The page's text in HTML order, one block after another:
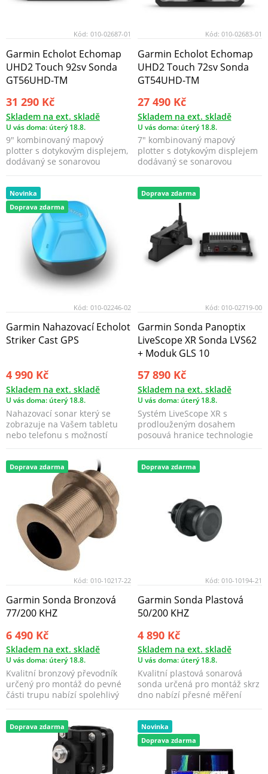
Kód: 010-02687-01
Garmin Echolot Echomap
UHD2 Touch 92sv Sonda
GT56UHD-TM
31 290 Kč
Skladem na ext. skladě
U vás doma: úterý 18.8.
9″ kombinovaný mapový
plotter s dotykovým displejem,
dodávaný se sonarovou
Kód: 010-02683-01
Garmin Echolot Echomap
UHD2 Touch 72sv Sonda
GT54UHD-TM
27 490 Kč
Skladem na ext. skladě
U vás doma: úterý 18.8.
7″ kombinovaný mapový
plotter s dotykovým displejem
dodávaný se sonarovou
Novinka
Doprava zdarma
Kód: 010-02246-02
Garmin Nahazovací Echolot
Striker Cast GPS
4 990 Kč
Skladem na ext. skladě
U vás doma: úterý 18.8.
Nahazovací sonar který se
zobrazuje na Vašem tabletu
nebo telefonu s možností
Doprava zdarma
Kód: 010-02719-00
Garmin Sonda Panoptix
LiveScope XR Sonda LVS62
+ Moduk GLS 10
57 890 Kč
Skladem na ext. skladě
U vás doma: úterý 18.8.
Systém LiveScope XR s
prodlouženým dosahem
posouvá hranice technologie
Doprava zdarma
Kód: 010-10217-22
Garmin Sonda Bronzová
77/200 KHZ
6 490 Kč
Skladem na ext. skladě
U vás doma: úterý 18.8.
Kvalitní bronzový převodník
určený pro montáž do pevné
části trupu nabízí spolehlivý
Doprava zdarma
Kód: 010-10194-21
Garmin Sonda Plastová
50/200 KHZ
4 890 Kč
Skladem na ext. skladě
U vás doma: úterý 18.8.
Kvalitní plastová sonarová
sonda určená pro montáž skrz
dno nabízí přesné měření
Doprava zdarma
Novinka
Doprava zdarma